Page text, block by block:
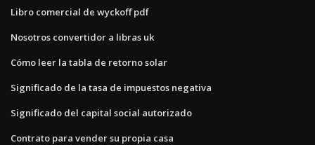
Libro comercial de wyckoff pdf
Nosotros convertidor a libras uk
Cómo leer la tabla de retorno solar
Significado de la tasa de impuestos negativa
Significado del capital social autorizado
Contrato para vender su propia casa